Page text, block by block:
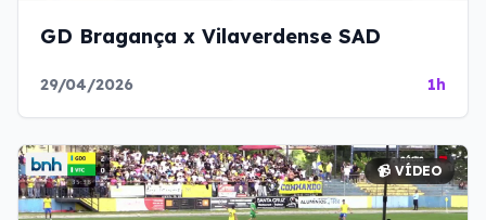
GD Bragança x Vilaverdense SAD
29/04/2026 1h
📹 VÍDEO